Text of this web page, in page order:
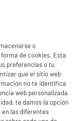
o
de cookies. Esta
preferencias o tu
que el sitio web
no te identifica
web personalizada.
te damos la opción
las diferentes